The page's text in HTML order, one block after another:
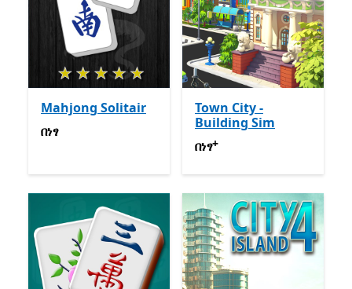
Mahjong Solitair
በነፃ
በነፃ
Town City -
Building Sim
በነፃየመተግበሪያ ግብይቶች ውስጥ
በነፃ+